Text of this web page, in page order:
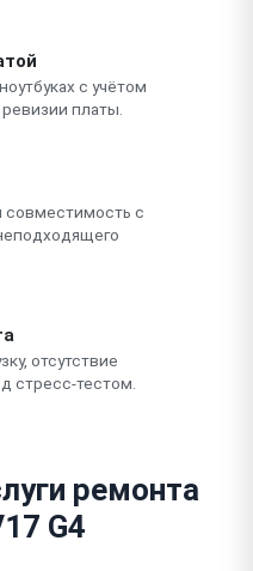
с учётом
платы.
совместимость с
отсутствие
стресс-тестом.
ремонта
G4